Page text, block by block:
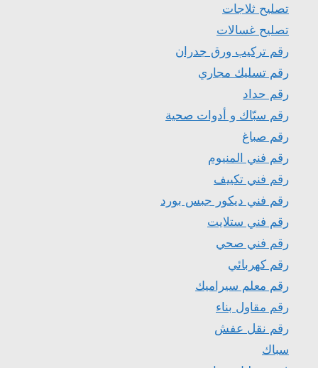
تصليح ثلاجات
تصليح غسالات
رقم تركيب ورق جدران
رقم تسليك مجاري
رقم حداد
رقم سبّاك و أدوات صحية
رقم صباغ
رقم فني المنيوم
رقم فني تكييف
رقم فني ديكور جبس بورد
رقم فني ستلايت
رقم فني صحي
رقم كهربائي
رقم معلم سيراميك
رقم مقاول بناء
رقم نقل عفش
سباك